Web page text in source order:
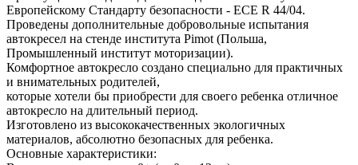
Европейскому Стандарту безопасности - ECE R 44/04.
Проведены дополнительные добровольные испытания
автокресел на стенде института Pimot (Польша,
Промышленный институт моторизации).
Комфортное автокресло создано специально для практичных
и внимательных родителей,
которые хотели бы приобрести для своего ребенка отличное
автокресло на длительный период.
Изготовлено из высококачественных экологичных
материалов, абсолютно безопасных для ребенка.
Основные характеристики: